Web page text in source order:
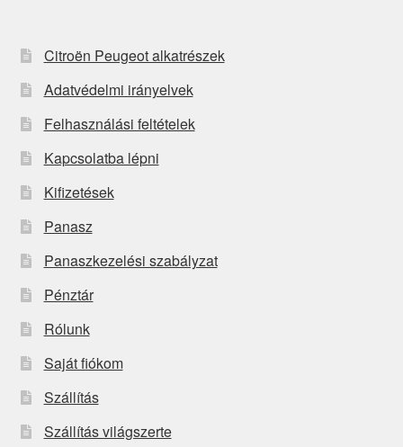
Citroën Peugeot alkatrészek
Adatvédelmi irányelvek
Felhasználási feltételek
Kapcsolatba lépni
Kifizetések
Panasz
Panaszkezelési szabályzat
Pénztár
Rólunk
Saját fiókom
Szállítás
Szállítás világszerte